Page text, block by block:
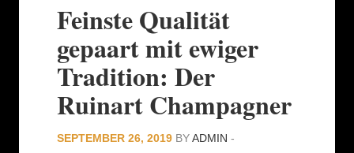
Feinste Qualität
gepaart mit ewiger
Tradition: Der
Ruinart Champagner
SEPTEMBER 26, 2019 BYADMIN -